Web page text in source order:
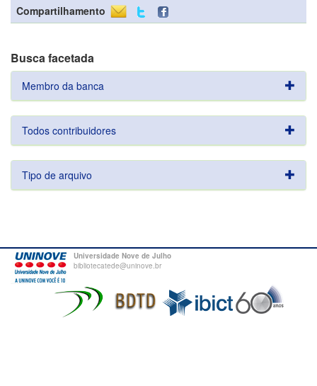
Compartilhamento
Busca facetada
Membro da banca
Todos contribuidores
Tipo de arquivo
Universidade Nove de Julho
bibliotecatede@uninove.br